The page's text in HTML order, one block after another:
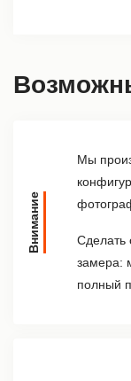
Внимание
Мы
Сделать
замера:
полный